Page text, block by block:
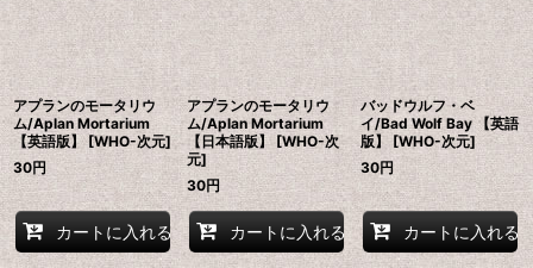
アプランのモータリウ
ム/Aplan Mortarium
【英語版】 [WHO-次元]
30円
カートに入れる
アプランのモータリウ
ム/Aplan Mortarium
【日本語版】 [WHO-次
元]
30円
カートに入れる
バッドウルフ・ベ
イ/Bad Wolf Bay 【英語
版】 [WHO-次元]
30円
カートに入れる